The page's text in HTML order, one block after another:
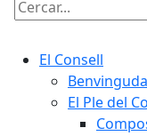
Cercar:
El Consell
Benvinguda
El Ple del